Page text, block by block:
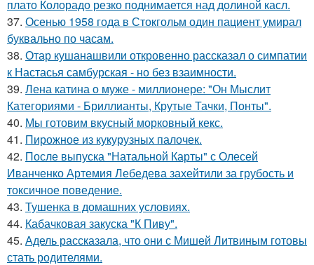
плато Колорадо резко поднимается над долиной касл.
37. Осенью 1958 года в Стокгольм один пациент умирал
буквально по часам.
38. Отар кушанашвили откровенно рассказал о симпатии
к Настасья самбурская - но без взаимности.
39. Лена катина о муже - миллионере: "Он Мыслит
Категориями - Бриллианты, Крутые Тачки, Понты".
40. Мы готовим вкусный морковный кекс.
41. Пирожное из кукурузных палочек.
42. После выпуска "Натальной Карты" с Олесей
Иванченко Артемия Лебедева захейтили за грубость и
токсичное поведение.
43. Тушенка в домашних условиях.
44. Кабачковая закуска "К Пиву".
45. Адель рассказала, что они с Мишей Литвиным готовы
стать родителями.